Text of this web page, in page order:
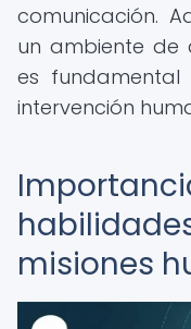
comunicación.
un ambiente de
es
intervención
misiones